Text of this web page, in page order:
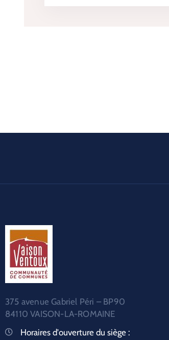
375 avenue Gabriel Péri – BP90
84110 VAISON-LA-ROMAINE
Horaires d'ouverture du siège :